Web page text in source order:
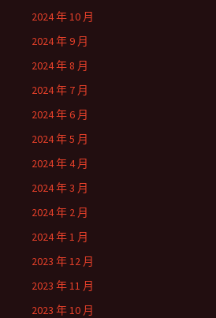
2024 年 10 月
2024 年 9 月
2024 年 8 月
2024 年 7 月
2024 年 6 月
2024 年 5 月
2024 年 4 月
2024 年 3 月
2024 年 2 月
2024 年 1 月
2023 年 12 月
2023 年 11 月
2023 年 10 月